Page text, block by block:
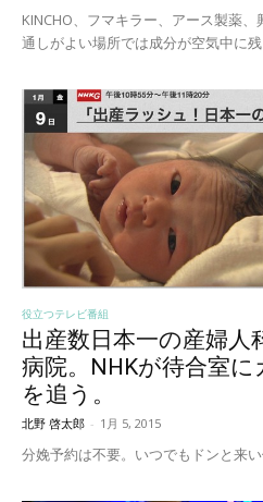
KINCHO、フマキラー、アース製薬
通しがよい場所では成分が空気中に残
役立つテレビ番組
出産数日本一の産婦人
病院。NHKが待合室
を追う。
北野 啓太郎 - 1月 5, 2015
分娩予約は不要。いつでもドンと来